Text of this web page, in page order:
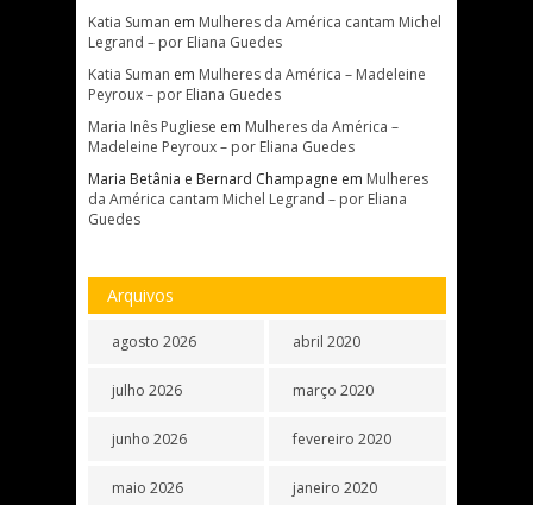
Katia Suman em Mulheres da América cantam Michel
Legrand – por Eliana Guedes
Katia Suman em Mulheres da América – Madeleine
Peyroux – por Eliana Guedes
Maria Inês Pugliese em Mulheres da América –
Madeleine Peyroux – por Eliana Guedes
Maria Betânia e Bernard Champagne em Mulheres
da América cantam Michel Legrand – por Eliana
Guedes
Arquivos
agosto 2026
julho 2026
junho 2026
maio 2026
abril 2020
março 2020
fevereiro 2020
janeiro 2020